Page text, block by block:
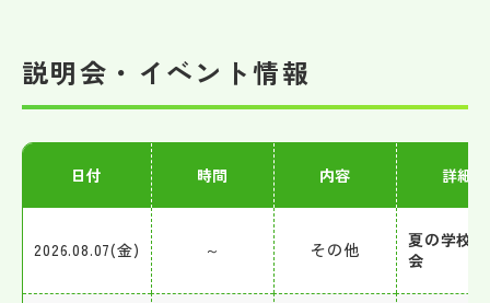
サイトマップ
説明会・イベント情報
日付 時間 内容 詳細
2026.08.07(金) ～ その他
夏の学校
会